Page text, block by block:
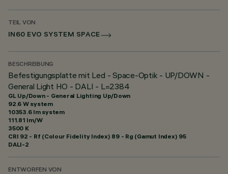
TEIL VON
IN60 EVO SYSTEM SPACE
BESCHREIBUNG
Befestigungsplatte mit Led - Space-Optik - UP/DOWN -
General Light HO - DALI - L=2384
GL Up/Down - General Lighting Up/Down
92.6 W system
10353.6 lm system
111.81 lm/W
3500 K
CRI 92 - Rf (Colour Fidelity Index) 89 - Rg (Gamut Index) 95
DALI-2
ENTWORFEN VON